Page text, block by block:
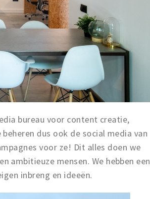
bureau voor content creatie,
dus ook de social media van
voor ze! Dit alles doen we
ambitieuze mensen. We hebben een
inbreng en ideeën.